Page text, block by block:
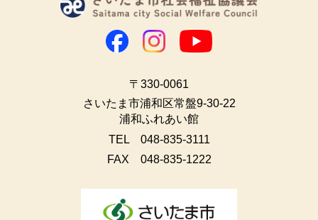
〒330-0061
さいたま市浦和区常盤9-30-22
浦和ふれあい館
TEL 048-835-3111
FAX 048-835-1222